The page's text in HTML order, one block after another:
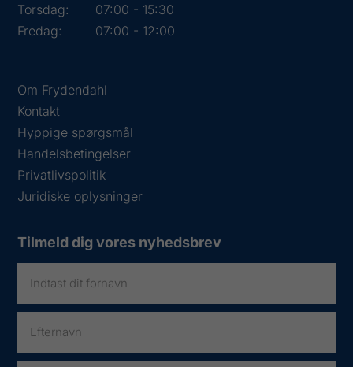
Torsdag:
07:00 - 15:30
Fredag:
07:00 - 12:00
Om Frydendahl
Kontakt
Hyppige spørgsmål
Handelsbetingelser
Privatlivspolitik
Juridiske oplysninger
Tilmeld dig vores nyhedsbrev